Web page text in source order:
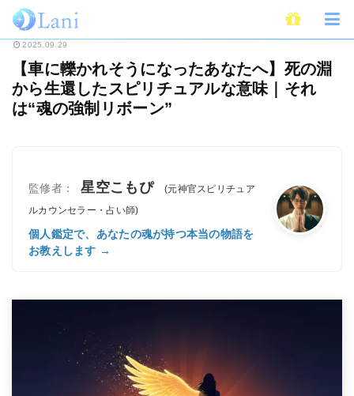
ホーム スピリチュアル 【車に轢かれそうになったあなたへ】死の淵から
2025.09.29
【車に轢かれそうになったあなたへ】死の淵
から生還したスピリチュアルな意味｜それ
は“魂の強制リボーン”
監修者： 星空こもぴ
(元神官スピリチュア
ルカウンセラー・占い師)
個人鑑定で、あなたの魂が持つ本当の物語を
お教えします →